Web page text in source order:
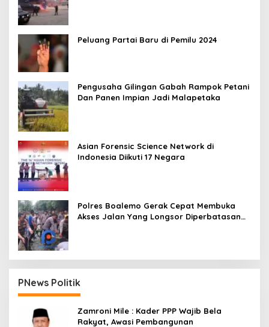
Peluang Partai Baru di Pemilu 2024
Pengusaha Gilingan Gabah Rampok Petani
Dan Panen Impian Jadi Malapetaka
Asian Forensic Science Network di
Indonesia Diikuti 17 Negara
Polres Boalemo Gerak Cepat Membuka
Akses Jalan Yang Longsor Diperbatasan
PNews Politik
Zamroni Mile : Kader PPP Wajib Bela
Rakyat, Awasi Pembangunan